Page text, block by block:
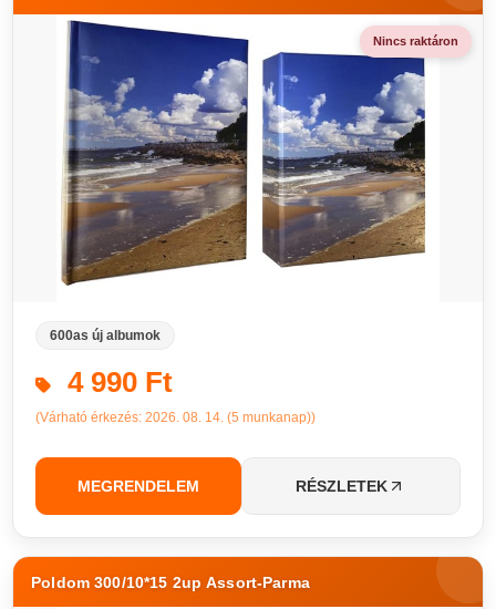
Nincs raktáron
600as új albumok
4 990 Ft
(Várható érkezés: 2026. 08. 14. (5 munkanap))
MEGRENDELEM RÉSZLETEK
Poldom 300/10*15 2up Assort-Parma